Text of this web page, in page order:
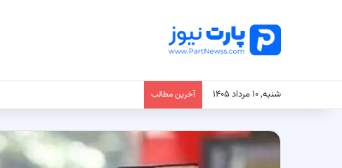
شنبه, ۱۰ مرداد ۱۴۰۵ آخرین مطالب